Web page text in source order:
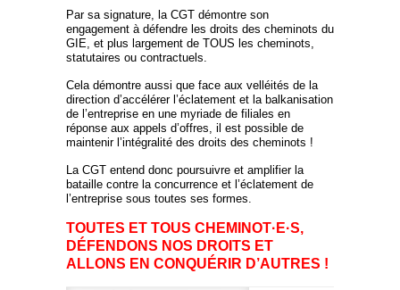
Par sa signature, la CGT démontre son
engagement à défendre les droits des cheminots du
GIE, et plus largement de TOUS les cheminots,
statutaires ou contractuels.
Cela démontre aussi que face aux velléités de la
direction d’accélérer l’éclatement et la balkanisation
de l’entreprise en une myriade de filiales en
réponse aux appels d’offres, il est possible de
maintenir l’intégralité des droits des cheminots !
La CGT entend donc poursuivre et amplifier la
bataille contre la concurrence et l’éclatement de
l’entreprise sous toutes ses formes.
TOUTES ET TOUS CHEMINOT·E·S,
DÉFENDONS NOS DROITS ET
ALLONS EN CONQUÉRIR D’AUTRES !